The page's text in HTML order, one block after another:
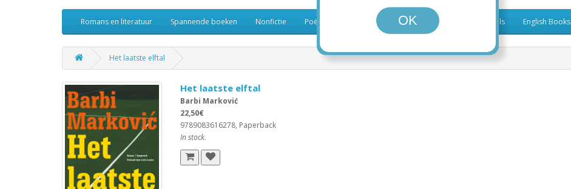
Romans en literatuur Spannende boeken Nonfictie Poëzie Kinderboeken Koken Graphic Novels English Books
Het laatste elftal
Het laatste elftal
Barbi Marković
22,50€
9789083616278, Paperback
In stock.
OK